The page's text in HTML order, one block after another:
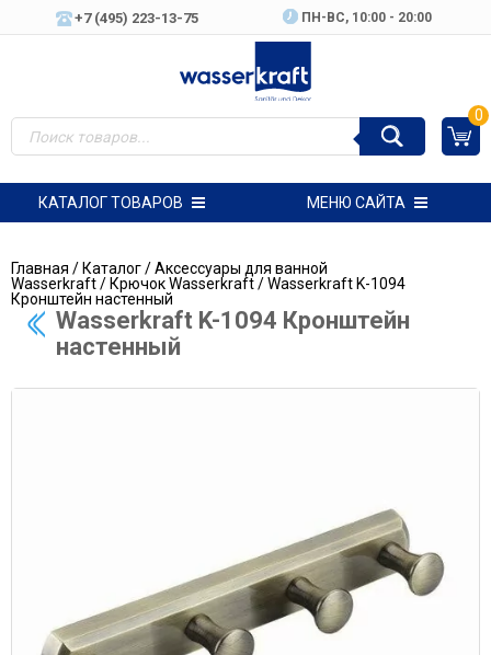
+7 (495) 223-13-75 ПН-ВC, 10:00 - 20:00
0
КАТАЛОГ ТОВАРОВ МЕНЮ САЙТА
Главная /Каталог/Аксессуары для ванной
Wasserkraft/Крючок Wasserkraft/ Wasserkraft K-1094
Кронштейн настенный
Wasserkraft K-1094 Кронштейн
настенный